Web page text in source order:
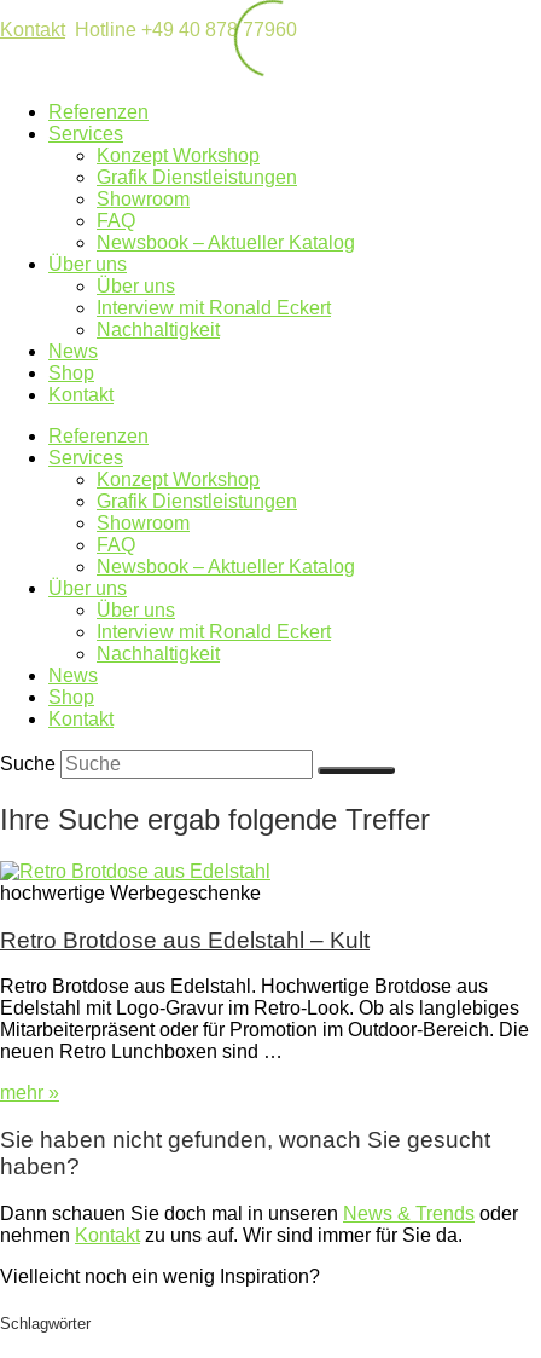
KontaktHotline +49 40 878 77960
Referenzen
Services
Konzept Workshop
Grafik Dienstleistungen
Showroom
FAQ
Newsbook – Aktueller Katalog
Über uns
Über uns
Interview mit Ronald Eckert
Nachhaltigkeit
News
Shop
Kontakt
Referenzen
Services
Konzept Workshop
Grafik Dienstleistungen
Showroom
FAQ
Newsbook – Aktueller Katalog
Über uns
Über uns
Interview mit Ronald Eckert
Nachhaltigkeit
News
Shop
Kontakt
Suche
Ihre Suche ergab folgende Treffer
hochwertige Werbegeschenke
Retro Brotdose aus Edelstahl – Kult
Retro Brotdose aus Edelstahl. Hochwertige Brotdose aus
Edelstahl mit Logo-Gravur im Retro-Look. Ob als langlebiges
Mitarbeiterpräsent oder für Promotion im Outdoor-Bereich. Die
neuen Retro Lunchboxen sind …
mehr »
Sie haben nicht gefunden, wonach Sie gesucht
haben?
Dann schauen Sie doch mal in unseren News & Trends oder
nehmen Kontaktzu uns auf. Wir sind immer für Sie da.
Vielleicht noch ein wenig Inspiration?
Schlagwörter